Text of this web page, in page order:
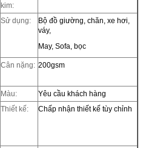
kim:
Sử dụng:
Bộ đồ giường, chăn, xe hơi,
váy,
May, Sofa, bọc
Cân nặng: 200gsm
Màu:
Yêu cầu khách hàng
Thiết kế: Chấp nhận thiết kế tùy chỉnh